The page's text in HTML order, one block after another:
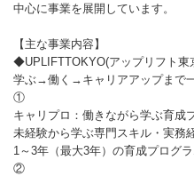
中心に事業を展開しています。
【主な事業内容】
◆UPLIFTTOKYO(アップリフト東
学ぶ→働く→キャリアアップまで
①
キャリプロ：働きながら学ぶ育成
未経験から学ぶ専門スキル・実務
1～3年（最大3年）の育成プログ
②